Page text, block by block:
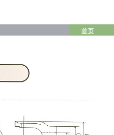
首页